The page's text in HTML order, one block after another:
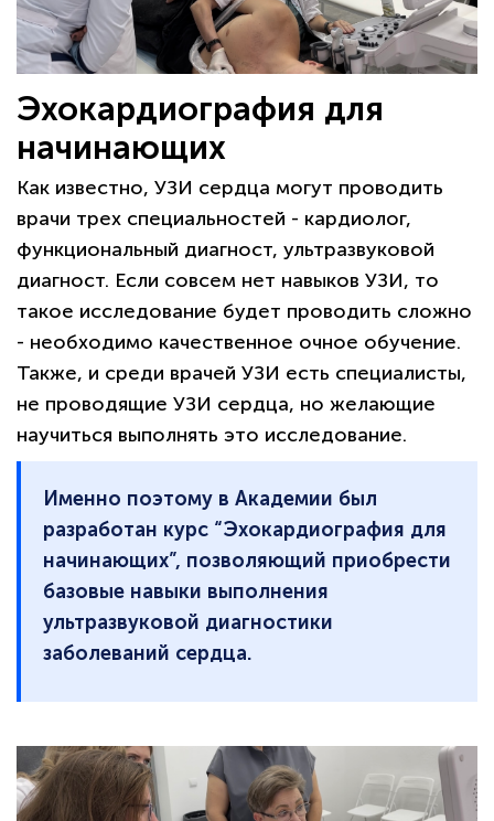
Эхокардиография для
начинающих
Как известно, УЗИ сердца могут проводить
врачи трех специальностей - кардиолог,
функциональный диагност, ультразвуковой
диагност. Если совсем нет навыков УЗИ, то
такое исследование будет проводить сложно
- необходимо качественное очное обучение.
Также, и среди врачей УЗИ есть специалисты,
не проводящие УЗИ сердца, но желающие
научиться выполнять это исследование.
Именно поэтому в Академии был
разработан курс “Эхокардиография для
начинающих”, позволяющий приобрести
базовые навыки выполнения
ультразвуковой диагностики
заболеваний сердца.